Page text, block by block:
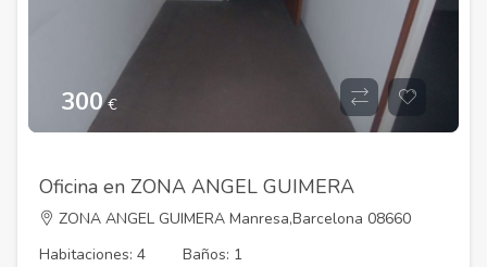
300€
Oficina en ZONA ANGEL GUIMERA
ZONA ANGEL GUIMERA Manresa,Barcelona 08660
Habitaciones: 4
Baños: 1